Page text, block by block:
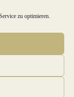
zu optimieren.